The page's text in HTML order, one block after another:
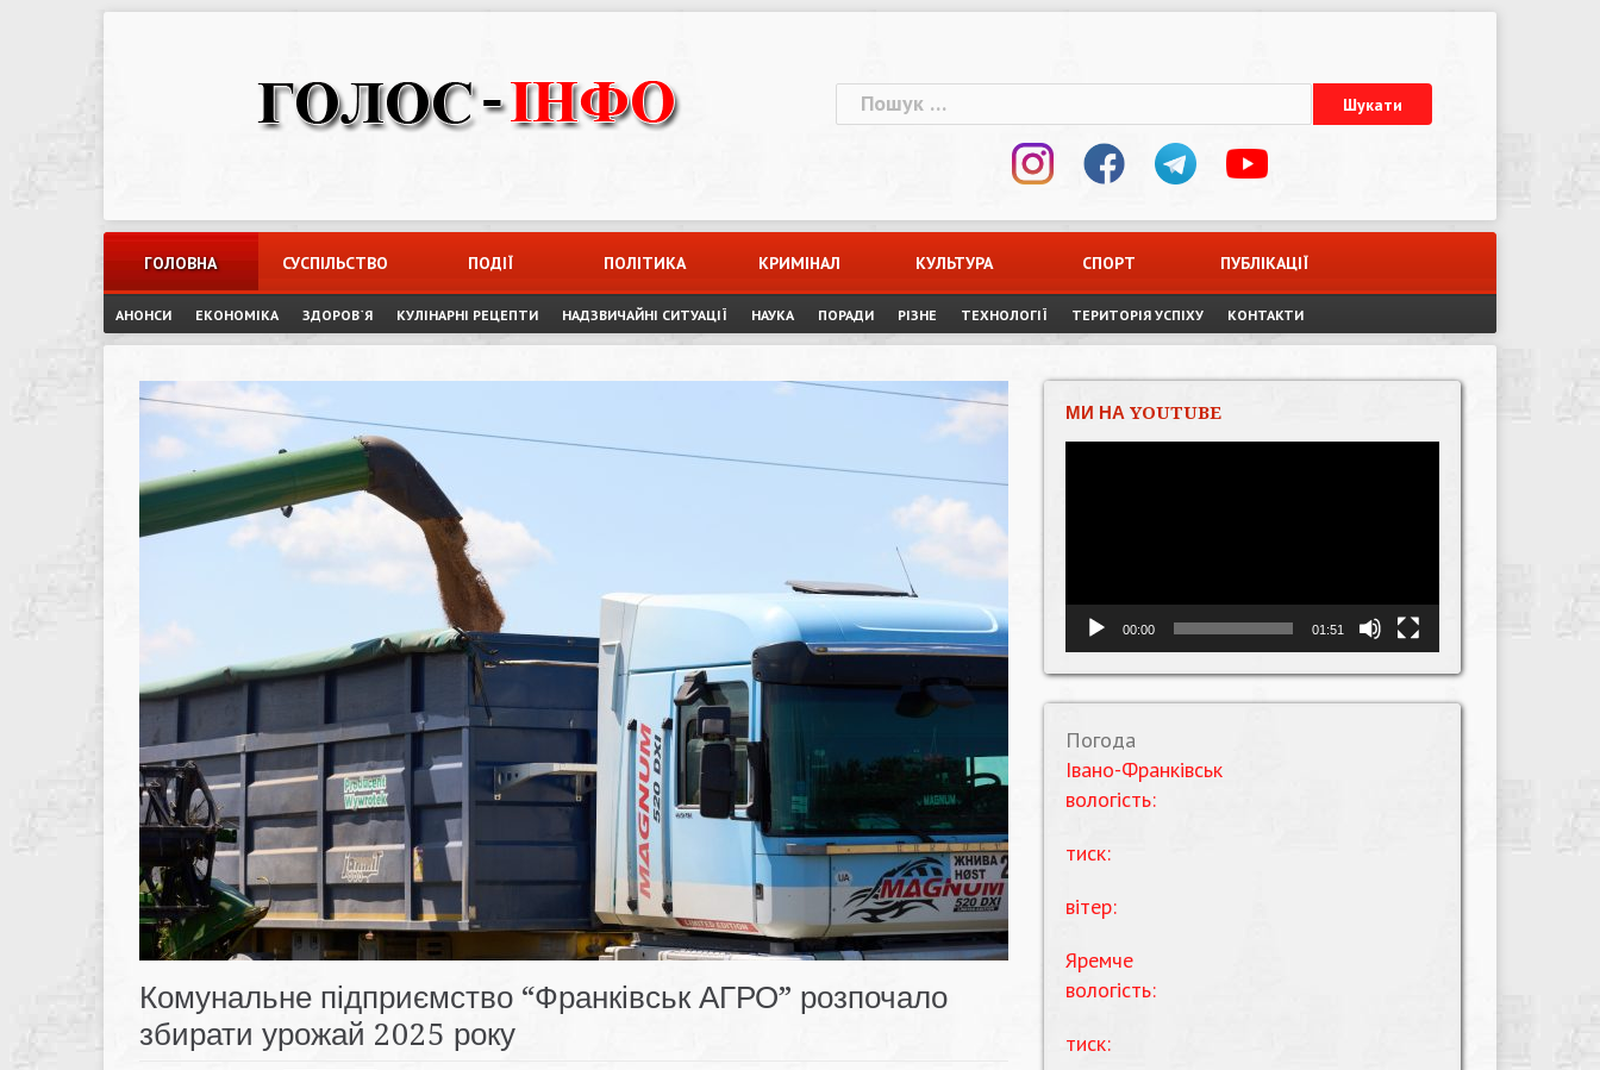
Пошук:
ГОЛОВНА СУСПІЛЬСТВО ПОДІЇ ПОЛІТИКА КРИМІНАЛ КУЛЬТУРА СПОРТ ПУБЛІКАЦІЇ
АНОНСИ ЕКОНОМІКА ЗДОРОВ`Я КУЛІНАРНІ РЕЦЕПТИ НАДЗВИЧАЙНІ СИТУАЦІЇ НАУКА ПОРАДИ РІЗНЕ ТЕХНОЛОГІЇ ТЕРИТОРІЯ УСПІХУ КОНТАКТИ
Комунальне підприємство “Франківськ АГРО” розпочало
збирати урожай 2025 року
МИ НА YOUTUBE
00:00 01:51
Погода
Івано-Франківськ
вологість:
тиск:
вітер:
Яремче
вологість:
тиск: